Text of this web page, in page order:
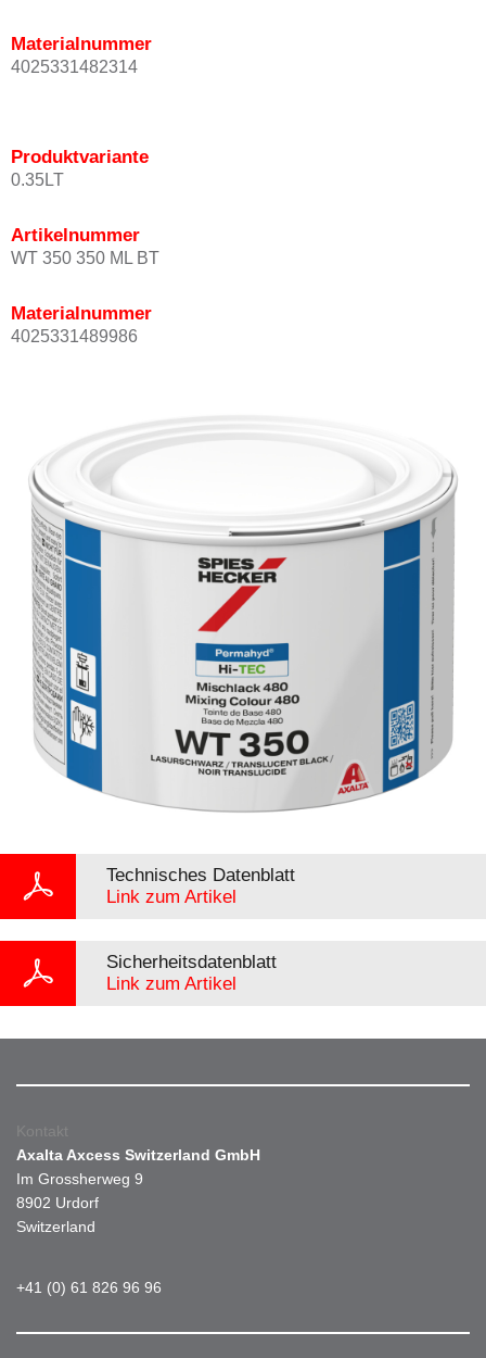
Materialnummer
4025331482314
Produktvariante
0.35LT
Artikelnummer
WT 350 350 ML BT
Materialnummer
4025331489986
Technisches Datenblatt
Link zum Artikel
Sicherheitsdatenblatt
Link zum Artikel
Kontakt
Axalta Axcess Switzerland GmbH
Im Grossherweg 9
8902 Urdorf
Switzerland
+41 (0) 61 826 96 96